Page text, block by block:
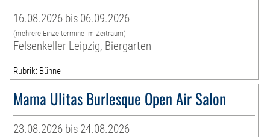
16.08.2026 bis 06.09.2026
(mehrere Einzeltermine im Zeitraum)
Felsenkeller Leipzig, Biergarten
Rubrik: Bühne
Mama Ulitas Burlesque Open Air Salon
23.08.2026 bis 24.08.2026